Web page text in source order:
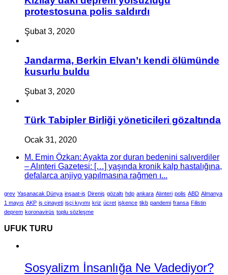
protestosuna polis saldırdı
Şubat 3, 2020
Jandarma, Berkin Elvan’ı kendi ölümünde
kusurlu buldu
Şubat 3, 2020
Türk Tabipler Birliği yöneticileri gözaltında
Ocak 31, 2020
M. Emin Özkan: Ayakta zor duran bedenini salıverdiler
– Alınteri Gazetesi: […] yaşında kronik kalp hastalığına,
defalarca anjiyo yapılmasına rağmen ı...
grev Yaşanacak Dünya inşaat-iş Direniş gözaltı hdp ankara Alınteri polis ABD Almanya
1 mayıs AKP iş cinayeti işçi kıyımı kriz ücret işkence tikb pandemi fransa Filistin
deprem koronavirüs toplu sözleşme
UFUK TURU
Sosyalizm İnsanlığa Ne Vadediyor?